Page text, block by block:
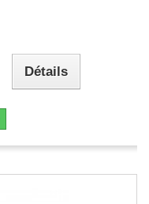
Détails